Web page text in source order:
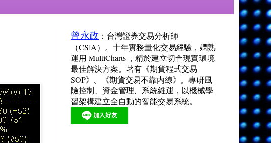
曾永政 ：台灣證券交易分析師
（CSIA）。十年實務量化交易經驗，嫻熟
運用 MultiCharts ，精於建立切合現實環境
最佳解決方案。著有《期貨程式交易
SOP》、《期貨交易不靠内線》。專研風
險控制、資金管理、系統維運，以機械學
習架構建立全自動的智能交易系統。